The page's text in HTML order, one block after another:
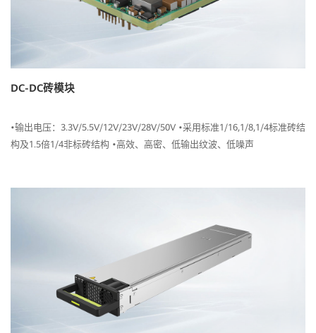
DC-DC砖模块
•输出电压：3.3V/5.5V/12V/23V/28V/50V •采用标准1/16,1/8,1/4标准砖结
构及1.5倍1/4非标砖结构 •高效、高密、低输出纹波、低噪声